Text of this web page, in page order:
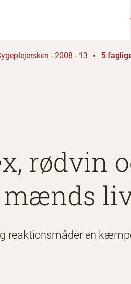
- 2008 - 13 5
rødvin
mænds
reaktionsmåder en